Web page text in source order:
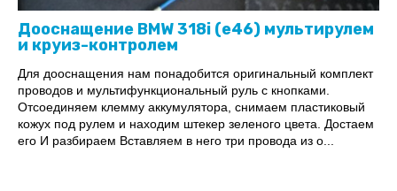
Дооснащение BMW 318i (е46) мультирулем
и круиз-контролем
Для дооснащения нам понадобится оригинальный комплект
проводов и мультифункциональный руль с кнопками.
Отсоединяем клемму аккумулятора, снимаем пластиковый
кожух под рулем и находим штекер зеленого цвета. Достаем
его И разбираем Вставляем в него три провода из о...